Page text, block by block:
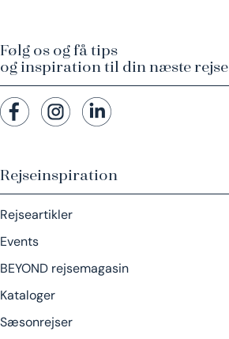
Rejseinspiration
Rejseartikler
Events
BEYOND rejsemagasin
Kataloger
Sæsonrejser
Følg os og få tips
og inspiration til din næste rejse